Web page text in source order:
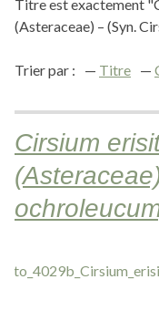
Titre est exactement
(Asteraceae) – (Syn.
Trier par : Titre
Cirsium